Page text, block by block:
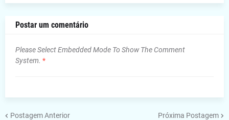
Postar um comentário
Please Select Embedded Mode To Show The Comment
System. *
Postagem Anterior Próxima Postagem